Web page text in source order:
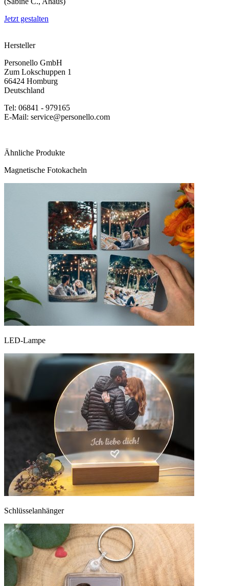
Jetzt gestalten
Hersteller
Personello GmbH
Zum Lokschuppen 1
66424 Homburg
Deutschland
Tel: 06841 - 979165
E-Mail: service@personello.com
Ähnliche Produkte
Magnetische Fotokacheln
LED-Lampe
Schlüsselanhänger